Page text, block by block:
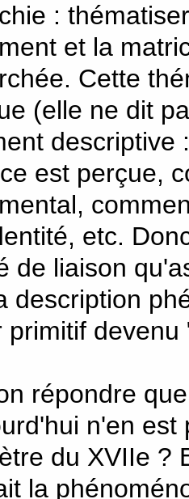
:
et la
Cette
(elle ne dit
descriptive
est perçue,
etc.
de liaison
description
primitif devenu
répondre
n'en est
du XVIIe ?
la